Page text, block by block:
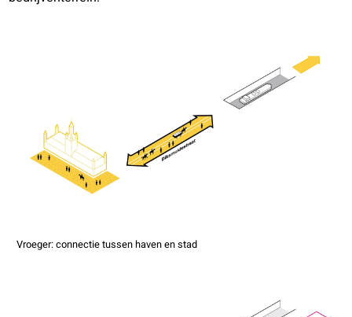
Vroeger: connectie tussen haven en stad